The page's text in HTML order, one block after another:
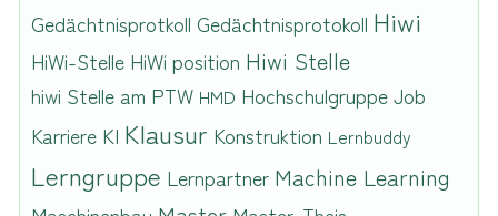
Gedächtnisprotkoll Gedächtnisprotokoll Hiwi
HiWi-Stelle HiWi position Hiwi Stelle
hiwi Stelle am PTW HMD Hochschulgruppe Job
Karriere KI Klausur Konstruktion Lernbuddy
Lerngruppe Lernpartner Machine Learning